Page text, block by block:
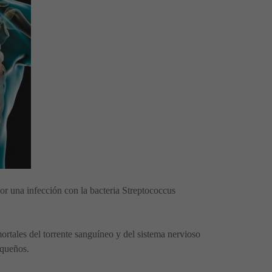
una infección con la bacteria Streptococcus
del torrente sanguíneo y del sistema nervioso